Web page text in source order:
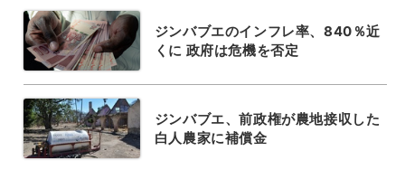
ジンバブエのインフレ率、840％近
くに 政府は危機を否定
ジンバブエ、前政権が農地接収した
白人農家に補償金